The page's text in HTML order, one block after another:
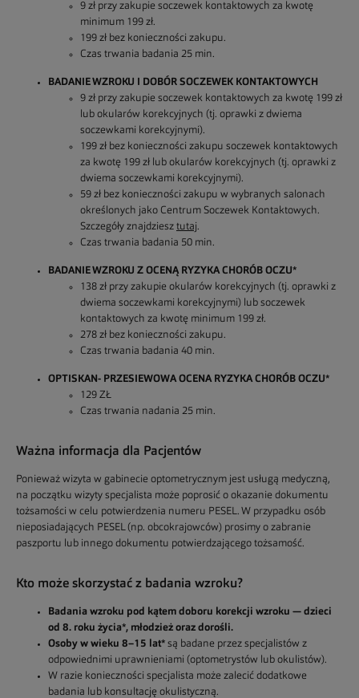
9 zł przy zakupie soczewek kontaktowych za kwotę
minimum 199 zł.
199 zł bez konieczności zakupu.
Czas trwania badania 25 min.
BADANIE WZROKU I DOBÓR SOCZEWEK KONTAKTOWYCH
9 zł przy zakupie soczewek kontaktowych za kwotę 199 zł
lub okularów korekcyjnych (tj. oprawki z dwiema
soczewkami korekcyjnymi).
199 zł bez konieczności zakupu soczewek kontaktowych
za kwotę 199 zł lub okularów korekcyjnych (tj. oprawki z
dwiema soczewkami korekcyjnymi).
59 zł bez konieczności zakupu w wybranych salonach
określonych jako Centrum Soczewek Kontaktowych.
Szczegóły znajdziesz tutaj.
Czas trwania badania 50 min.
BADANIE WZROKU Z OCENĄ RYZYKA CHORÓB OCZU*
138 zł przy zakupie okularów korekcyjnych (tj. oprawki z
dwiema soczewkami korekcyjnymi) lub soczewek
kontaktowych za kwotę minimum 199 zł.
278 zł bez konieczności zakupu.
Czas trwania badania 40 min.
OPTISKAN- PRZESIEWOWA OCENA RYZYKA CHORÓB OCZU*
129 ZŁ
Czas trwania nadania 25 min.
Ważna informacja dla Pacjentów
Ponieważ wizyta w gabinecie optometrycznym jest usługą medyczną,
na początku wizyty specjalista może poprosić o okazanie dokumentu
tożsamości w celu potwierdzenia numeru PESEL. W przypadku osób
nieposiadających PESEL (np. obcokrajowców) prosimy o zabranie
paszportu lub innego dokumentu potwierdzającego tożsamość.
Kto może skorzystać z badania wzroku?
Badania wzroku pod kątem doboru korekcji wzroku — dzieci
od 8. roku życia*, młodzież oraz dorośli.
Osoby w wieku 8–15 lat* są badane przez specjalistów z
odpowiednimi uprawnieniami (optometrystów lub okulistów).
W razie konieczności specjalista może zalecić dodatkowe
badania lub konsultację okulistyczną.